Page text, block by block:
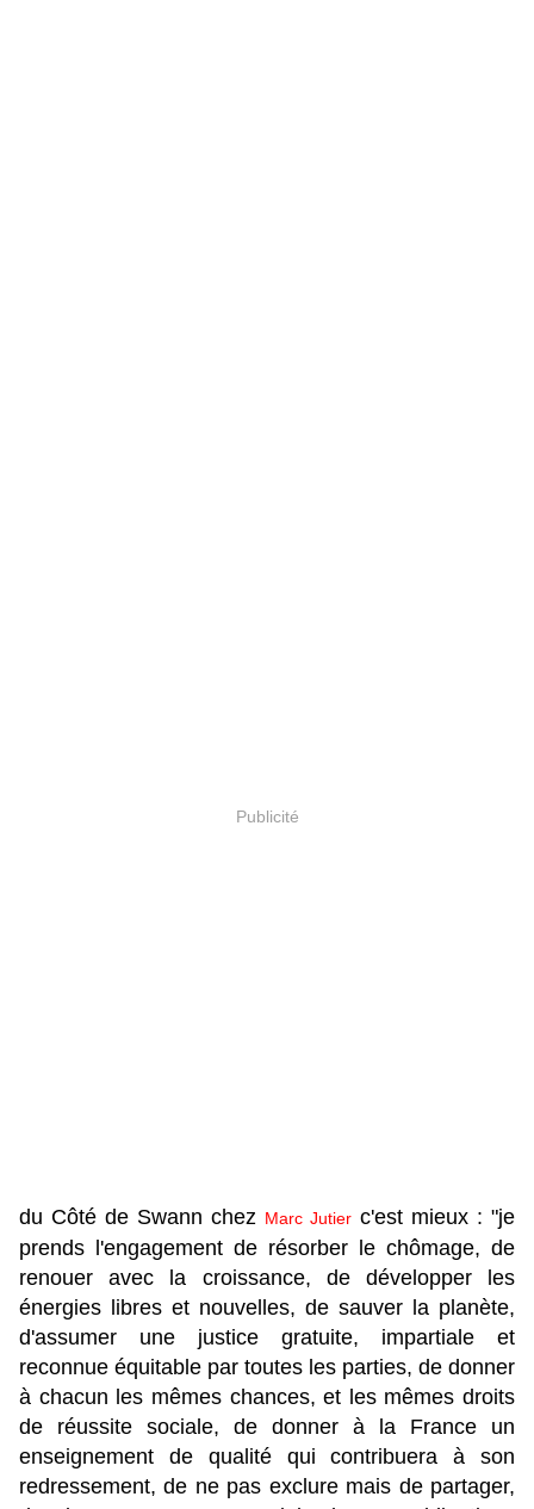
Publicité
du Côté de Swann chez Marc Jutier c'est mieux : "je
prends l'engagement de résorber le chômage, de
renouer avec la croissance, de développer les
énergies libres et nouvelles, de sauver la planète,
d'assumer une justice gratuite, impartiale et
reconnue équitable par toutes les parties, de donner
à chacun les mêmes chances, et les mêmes droits
de réussite sociale, de donner à la France un
enseignement de qualité qui contribuera à son
redressement, de ne pas exclure mais de partager,